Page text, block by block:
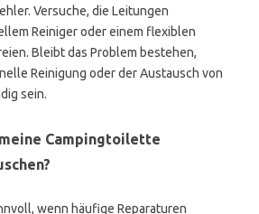
Versuche, die Leitungen
Reiniger oder einem flexiblen
Bleibt das Problem bestehen,
Reinigung oder der Austausch von
sein.
Campingtoilette
wenn häufige Reparaturen